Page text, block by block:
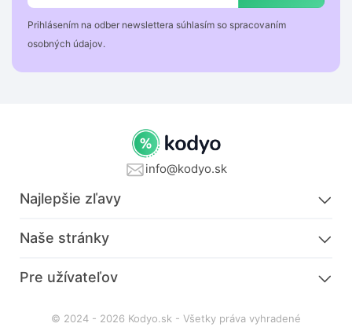
Prihlásením na odber newslettera súhlasím so spracovaním
osobných údajov.
info@kodyo.sk
Najlepšie zľavy
Naše stránky
Pre užívateľov
© 2024 - 2026 Kodyo.sk - Všetky práva vyhradené